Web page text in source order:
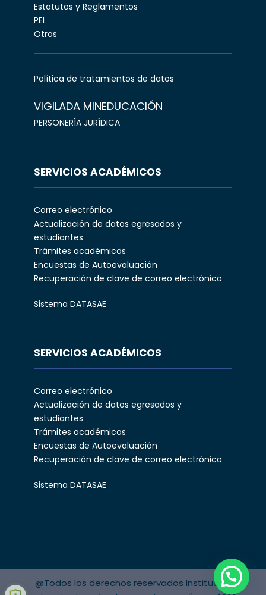
Estatutos y Reglamentos
PEI
Otros
Política de tratamientos de datos
VIGILADA MINEDUCACIÓN
PERSONERÍA JURÍDICA
SERVICIOS ACADÉMICOS
Correo electrónico
Actualización de datos egresados y
estudiantes
Trámites académicos
Encuestas de Autoevaluación
Recuperación de clave de correo electrónico
Sistema DATASAE
SERVICIOS ACADÉMICOS
Correo electrónico
Actualización de datos egresados y
estudiantes
Trámites académicos
Encuestas de Autoevaluación
Recuperación de clave de correo electrónico
Sistema DATASAE
@Todos los derechos reservados Institución